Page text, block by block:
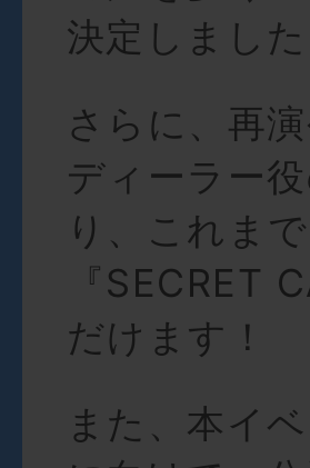
決定しまし
さらに、再
ディーラー
り、これま
『SECRET
だけます！
また、本イ